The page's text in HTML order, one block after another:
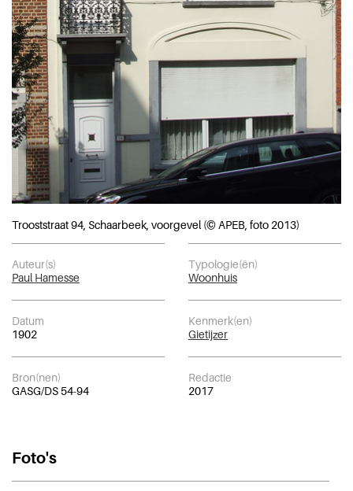
Trooststraat 94, Schaarbeek, voorgevel (© APEB, foto 2013)
Auteur(s)
Paul Hamesse
Typologie(ën)
Woonhuis
Datum
1902
Kenmerk(en)
Gietijzer
Bron(nen)
GASG/DS 54-94
Redactie
2017
Foto's